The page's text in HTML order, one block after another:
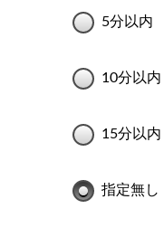
5分以内
10分以内
15分以内
指定無し